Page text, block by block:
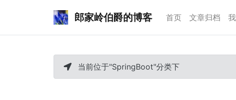
郎家岭伯爵的博客 首页 文章归档
当前位于"SpringBoot"分类下